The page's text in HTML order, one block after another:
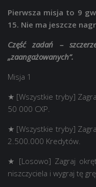
Pierwsza misja to 9
15. Nie ma jeszcze
Część zadań –
„zaangażowanych”.
Misja 1
★ [Wszystkie tryby]
50 000 CXP.
★ [Wszystkie tryby]
2.500.000 Kredytów.
★ [Losowo] Zagraj
niszczyciela i wygraj tę grę.